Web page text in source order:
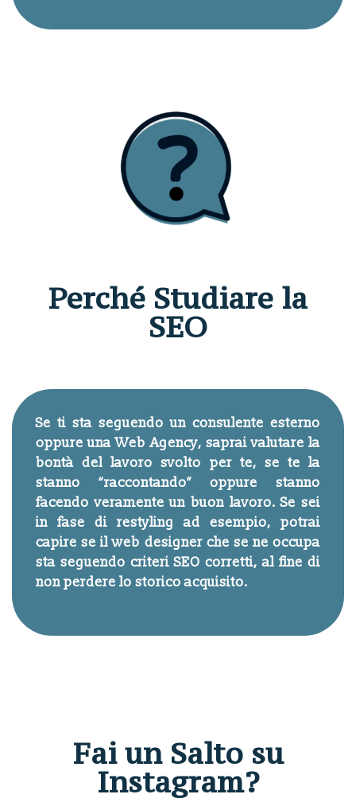
Perché Studiare la
SEO
Se ti sta seguendo un consulente esterno
oppure una Web Agency, saprai valutare la
bontà del lavoro svolto per te, se te la
stanno “raccontando” oppure stanno
facendo veramente un buon lavoro. Se sei
in fase di restyling ad esempio, potrai
capire se il web designer che se ne occupa
sta seguendo criteri SEO corretti, al fine di
non perdere lo storico acquisito.
Fai un Salto su
Instagram?